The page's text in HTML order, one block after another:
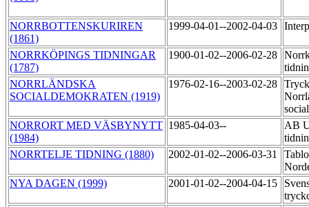
NORRBOTTENSKURIREN
(1861)
1999-04-01--2002-04-03
NORRKÖPINGS TIDNINGAR
(1787)
1900-01-02--2006-02-28
NORRLÄNDSKA
SOCIALDEMOKRATEN (1919)
1976-02-16--2003-02-28
NORRORT MED VÄSBYNYTT
(1984)
1985-04-03--
AB
NORRTELJE TIDNING (1880)
2002-01-02--2006-03-31
NYA DAGEN (1999)
2001-01-02--2004-04-15